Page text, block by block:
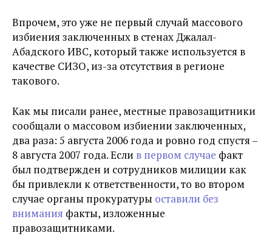
Впрочем, это уже не первый случай массового
избиения заключенных в стенах Джалал-
Абадского ИВС, который также используется в
качестве СИЗО, из-за отсутствия в регионе
такового.
Как мы писали ранее, местные правозащитники
сообщали о массовом избиении заключенных,
два раза: 5 августа 2006 года и ровно год спустя –
8 августа 2007 года. Если в первом случае факт
был подтвержден и сотрудников милиции как
бы привлекли к ответственности, то во втором
случае органы прокуратуры оставили без
внимания факты, изложенные
правозащитниками.